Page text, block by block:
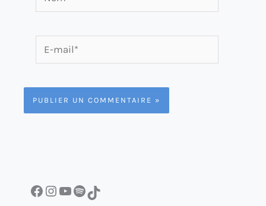
mail*
Facebook InstagramYouTube Spotify TikTok